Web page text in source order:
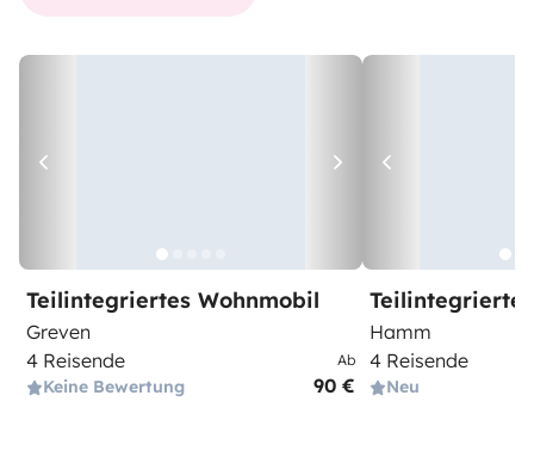
Teilintegriertes Wohnmobil
Greven
4 Reisende
Keine Bewertung
Ab
90 €
Hamm
4 Reisende
Neu